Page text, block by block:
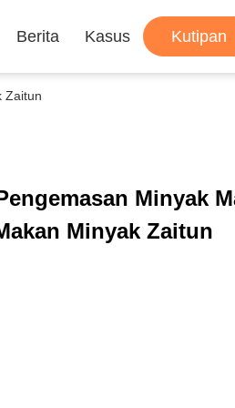
Berita Kasus Kutipan
Zaitun
Minyak
Minyak Zaitun